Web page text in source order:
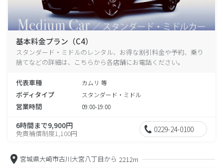
基本料金プラン（C4）
スタンダード・ミドルのレンタル、お得な割引料金や予約、乗り
捨てなどの詳細は、こちらから各店舗にお電話ください。
代表車種 カムリ 等
ボディタイプ スタンダード・ミドル
営業時間 09:00-19:00
6時間まで9,900円
免責補償制度1,100円 0229-24-0100
宮城県大崎市古川大宮八丁目から 2212m